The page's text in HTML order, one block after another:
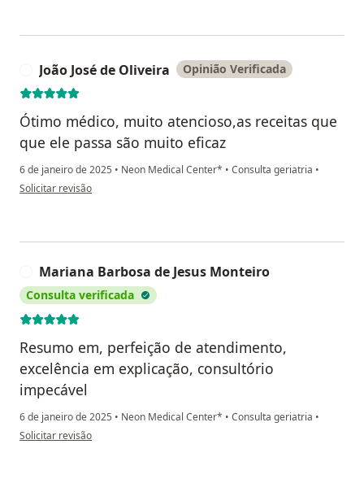
João José de Oliveira Opinião Verificada
Ótimo médico, muito atencioso,as receitas que
que ele passa são muito eficaz
6 de janeiro de 2025 • Neon Medical Center* • Consulta geriatria •
na opinião do utilizador João José de Oliveira
Solicitar revisão
Mariana Barbosa de Jesus Monteiro
Consulta verificada
Resumo em, perfeição de atendimento,
excelência em explicação, consultório
impecável
6 de janeiro de 2025 • Neon Medical Center* • Consulta geriatria •
na opinião do utilizador Mariana Barbosa de Jesus Monteiro
Solicitar revisão